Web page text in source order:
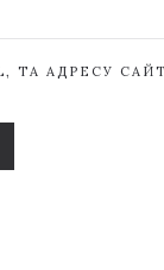
ТА АДРЕСУ